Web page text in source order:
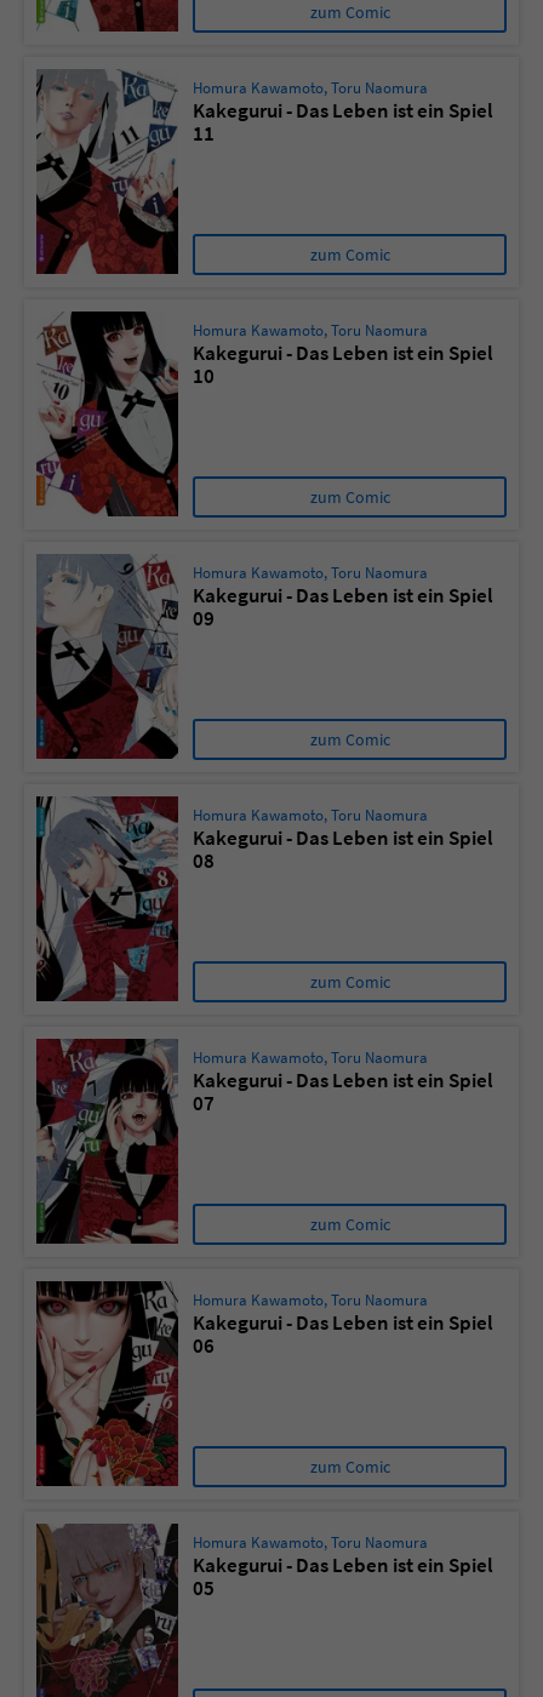
zum Comic
Homura Kawamoto,Toru Naomura
Kakegurui - Das Leben ist ein Spiel
11
zum Comic
Homura Kawamoto,Toru Naomura
Kakegurui - Das Leben ist ein Spiel
10
zum Comic
Homura Kawamoto,Toru Naomura
Kakegurui - Das Leben ist ein Spiel
09
zum Comic
Homura Kawamoto,Toru Naomura
Kakegurui - Das Leben ist ein Spiel
08
zum Comic
Homura Kawamoto,Toru Naomura
Kakegurui - Das Leben ist ein Spiel
07
zum Comic
Homura Kawamoto,Toru Naomura
Kakegurui - Das Leben ist ein Spiel
06
zum Comic
Homura Kawamoto,Toru Naomura
Kakegurui - Das Leben ist ein Spiel
05